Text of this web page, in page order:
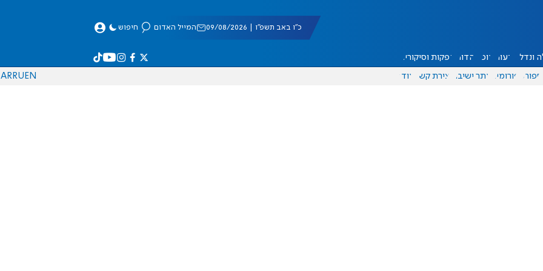
כ"ו באב תשפ"ו | 09/08/2026 המייל האדום חיפוש
ונדל"ן דעות אוכל יהדות הפקות וסיקורים
ספורט פורומים אתר ישיבה יצירת קשר עוד EN
RU
AR